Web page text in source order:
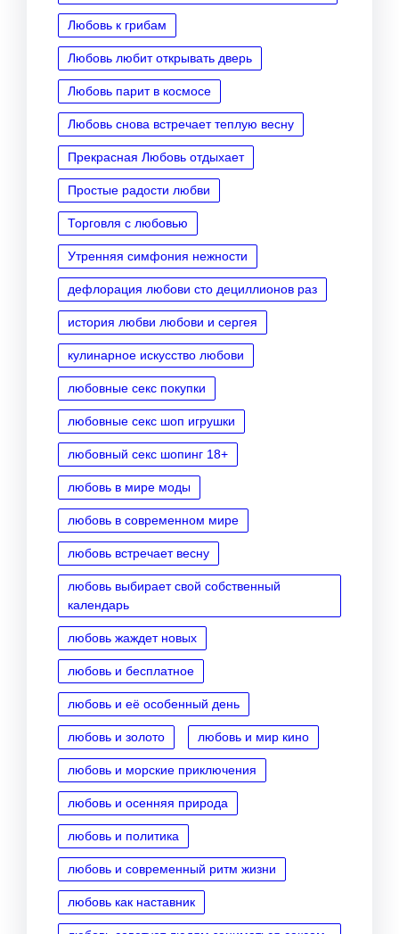
Любовь к грибам
Любовь любит открывать дверь
Любовь парит в космосе
Любовь снова встречает теплую весну
Прекрасная Любовь отдыхает
Простые радости любви
Торговля с любовью
Утренняя симфония нежности
дефлорация любови сто дециллионов раз
история любви любови и сергея
кулинарное искусство любови
любовные секс покупки
любовные секс шоп игрушки
любовный секс шопинг 18+
любовь в мире моды
любовь в современном мире
любовь встречает весну
любовь выбирает свой собственный
календарь
любовь жаждет новых
любовь и бесплатное
любовь и её особенный день
любовь и золото любовь и мир кино
любовь и морские приключения
любовь и осенняя природа
любовь и политика
любовь и современный ритм жизни
любовь как наставник